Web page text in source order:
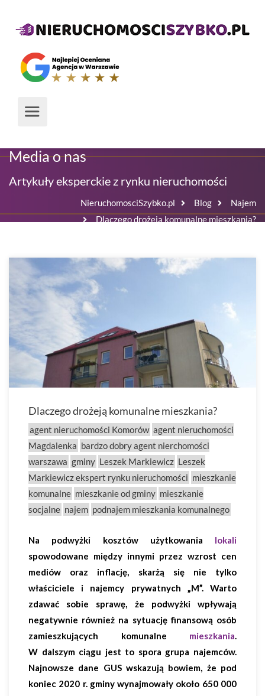
Media o nas
Artykuły eksperckie z rynku nieruchomości
NieruchomosciSzybko.pl Blog
Najem
Dlaczego drożeją komunalne mieszkania?
Dlaczego drożeją komunalne mieszkania?
agent nieruchomości Komorów agent nieruchomości
Magdalenka bardzo dobry agent nierchomości
warszawa gminy Leszek Markiewicz Leszek
Markiewicz ekspert rynku nieruchomości mieszkanie
komunalne mieszkanie od gminy mieszkanie
socjalne najem podnajem mieszkania komunalnego
Na podwyżki kosztów użytkowania lokali
spowodowane między innymi przez wzrost cen
mediów oraz inflację, skarżą się nie tylko
właściciele i najemcy prywatnych „M”. Warto
zdawać sobie sprawę, że podwyżki wpływają
negatywnie również na sytuację finansową osób
zamieszkujących komunalne mieszkania.
W dalszym ciągu jest to spora grupa najemców.
Najnowsze dane GUS wskazują bowiem, że pod
koniec 2020 r. gminy wynajmowały około 650 000